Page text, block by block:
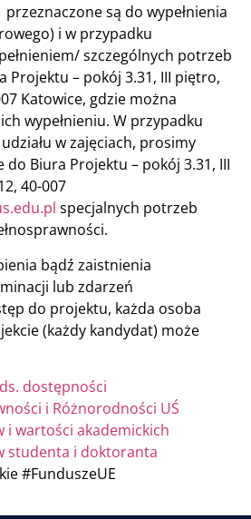
przeznaczone są do wypełnienia
i w przypadku
szczególnych potrzeb
Projektu – pokój 3.31, III piętro,
Katowice, gdzie można
wypełnieniu. W przypadku
w zajęciach, prosimy
do Biura Projektu – pokój 3.31, III
40-007
specjalnych potrzeb
bądź zaistnienia
lub zdarzeń
do projektu, każda osoba
(każdy kandydat) może
dostępności
i Różnorodności UŚ
i wartości akademickich
studenta i doktoranta
#FunduszeUE